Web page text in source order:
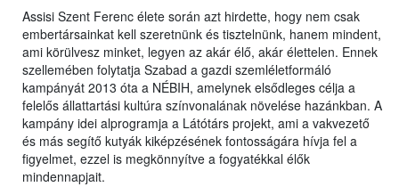
Assisi Szent Ferenc élete során azt hirdette, hogy nem csak
embertársainkat kell szeretnünk és tisztelnünk, hanem mindent,
ami körülvesz minket, legyen az akár élő, akár élettelen. Ennek
szellemében folytatja Szabad a gazdi szemléletformáló
kampányát 2013 óta a NÉBIH, amelynek elsődleges célja a
felelős állattartási kultúra színvonalának növelése hazánkban. A
kampány idei alprogramja a Látótárs projekt, ami a vakvezető
és más segítő kutyák kiképzésének fontosságára hívja fel a
figyelmet, ezzel is megkönnyítve a fogyatékkal élők
mindennapjait.